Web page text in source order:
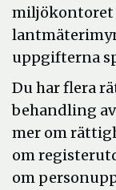
miljökontoret
uppgifterna
Du harflera
behandling
mer om
om
om